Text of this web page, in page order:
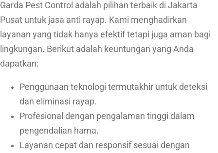
Garda Pest Control adalah pilihan terbaik di Jakarta
Pusat untuk jasa anti rayap. Kami menghadirkan
layanan yang tidak hanya efektif tetapi juga aman bagi
lingkungan. Berikut adalah keuntungan yang Anda
dapatkan:
Penggunaan teknologi termutakhir untuk deteksi
dan eliminasi rayap.
Profesional dengan pengalaman tinggi dalam
pengendalian hama.
Layanan cepat dan responsif sesuai dengan